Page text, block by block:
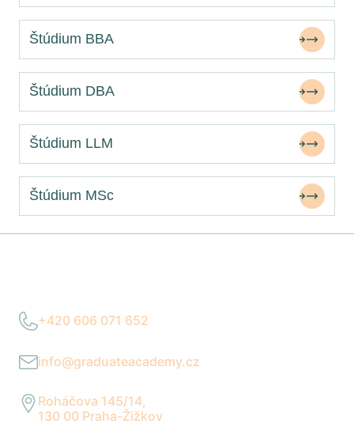
Štúdium BBA
Štúdium DBA
Štúdium LLM
Štúdium MSc
+420 606 071 652
info@graduateacademy.cz
Roháčova 145/14,
130 00 Praha-Žižkov